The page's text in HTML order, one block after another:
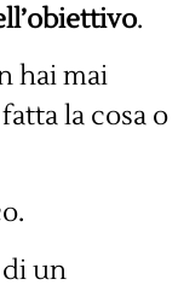
.
hai mai
la cosa o
di un